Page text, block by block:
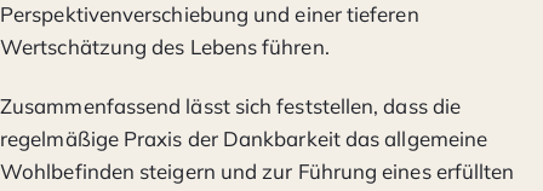
Perspektivenverschiebung und einer tieferen
Wertschätzung des Lebens führen.
Zusammenfassend lässt sich feststellen, dass die
regelmäßige Praxis der Dankbarkeit das allgemeine
Wohlbefinden steigern und zur Führung eines erfüllten